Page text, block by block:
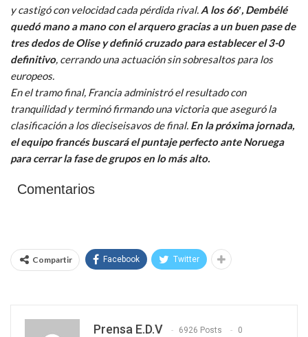
y castigó con velocidad cada pérdida rival. A los 66′, Dembélé
quedó mano a mano con el arquero gracias a un buen pase de
tres dedos de Olise y definió cruzado para establecer el 3-0
definitivo, cerrando una actuación sin sobresaltos para los
europeos.
En el tramo final, Francia administró el resultado con
tranquilidad y terminó firmando una victoria que aseguró la
clasificación a los dieciseisavos de final. En la próxima jornada,
el equipo francés buscará el puntaje perfecto ante Noruega
para cerrar la fase de grupos en lo más alto.
Comentarios
Compartir Facebook Twitter
Prensa E.D.V 6926 Posts 0